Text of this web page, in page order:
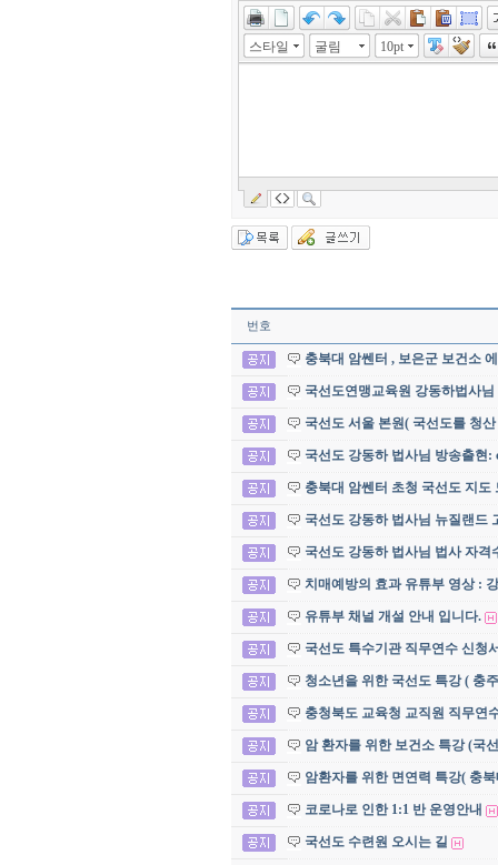
스타일 굴림 10pt
번호
충북대 암쎈터 , 보은군 보건소
국선도연맹교육원 강동하법사님
국선도 서울 본원( 국선도를 청
국선도 강동하 법사님 방송출현:
충북대 암쎈터 초청 국선도 지도
국선도 강동하 법사님 뉴질랜드
국선도 강동하 법사님 법사 자
치매예방의 효과 유튜부 영상 :
유튜부 채널 개설 안내 입니다.
국선도 특수기관 직무연수 신청
청소년을 위한 국선도 특강 ( 충
충청북도 교육청 교직원 직무연
암 환자를 위한 보건소 특강 (국
암환자를 위한 면연력 특강( 충
코로나로 인한 1:1 반 운영안내
국선도 수련원 오시는 길